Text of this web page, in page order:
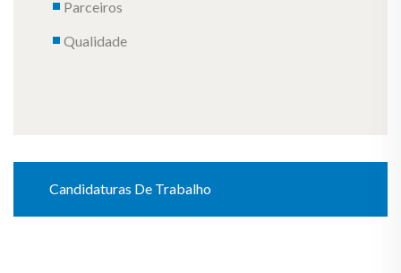
Parceiros
Qualidade
Candidaturas De Trabalho